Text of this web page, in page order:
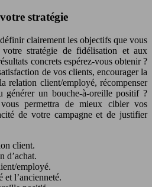
stratégie
clairement les objectifs que vous
stratégie de fidélisation et aux
concrets espérez-vous obtenir ?
de vos clients, encourager la
relation client/employé, récompenser
générer un bouche-à-oreille positif ?
permettra de mieux cibler vos
de votre campagne et de justifier
client.
d’achat.
employé.
et l’ancienneté.